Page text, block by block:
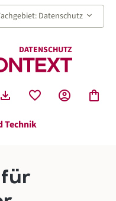
Datenschutz keyboard_arrow_down
DATENSCHUTZ
download favorite account_circle shopping_bag
Technik
für